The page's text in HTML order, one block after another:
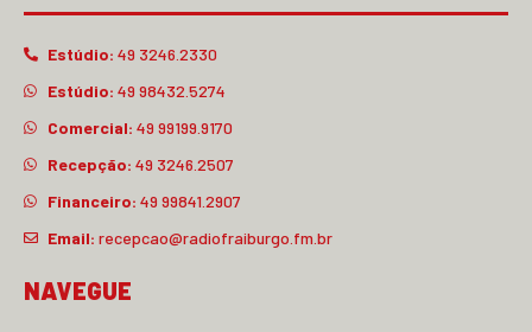
Estúdio: 49 3246.2330
Estúdio: 49 98432.5274
Comercial: 49 99199.9170
Recepção: 49 3246.2507
Financeiro: 49 99841.2907
Email: recepcao@radiofraiburgo.fm.br
NAVEGUE